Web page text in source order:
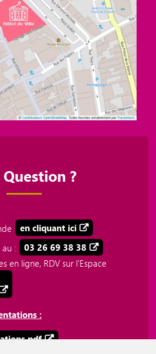
?
en cliquant ici
:
03 26 69 38 38
en ligne, RDV sur l'Espace
: